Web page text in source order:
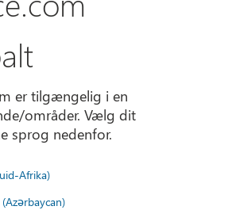
er tilgængelig i en
områder. Vælg dit
sprog nedenfor.
Afrika)